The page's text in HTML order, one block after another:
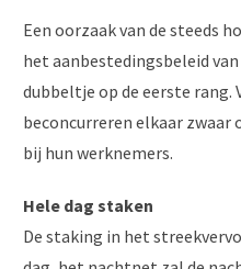
Een oorzaak van de steeds
het aanbestedingsbeleid
dubbeltje op de eerste rang.
beconcurreren elkaar zwaar
bij hun werknemers.
Hele dag staken
De staking in het